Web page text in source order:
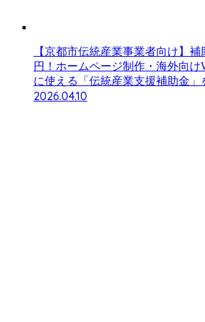
【京都市伝統産業事業者向け】
円！ホームページ制作・海外向け
に使える「伝統産業支援補助金」
2026.04.10